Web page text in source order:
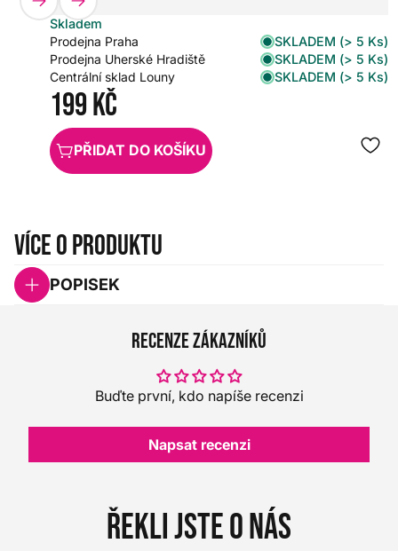
Skladem
Prodejna Praha
SKLADEM (> 5 Ks)
Prodejna Uherské Hradiště
SKLADEM (> 5 Ks)
Centrální sklad Louny
SKLADEM (> 5 Ks)
199 Kč
PŘIDAT DO KOŠÍKU
Více o produktu
POPISEK
Recenze zákazníků
Buďte první, kdo napíše recenzi
Napsat recenzi
Řekli jste o nás